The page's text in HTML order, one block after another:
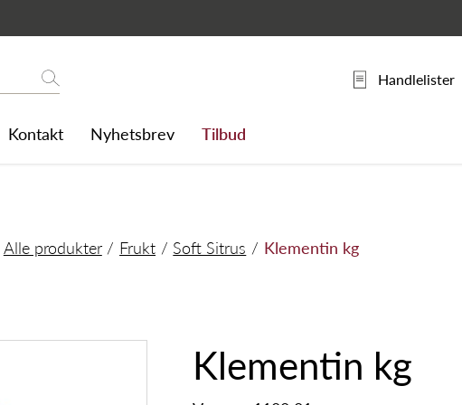
Søk
Handlelister
Kontakt Nyhetsbrev Tilbud
Alle produkter Frukt Soft Sitrus Klementin kg
Klementin kg